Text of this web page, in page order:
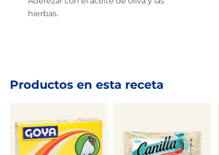
hierbas.
Productos en esta receta